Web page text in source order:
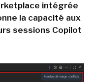
intégrée
la capacité aux
sessions Copilot